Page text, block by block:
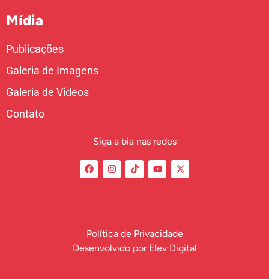
Mídia
Publicações
Galeria de Imagens
Galeria de Vídeos
Contato
Siga a bia nas redes
Política de Privacidade
Desenvolvido por Elev Digital